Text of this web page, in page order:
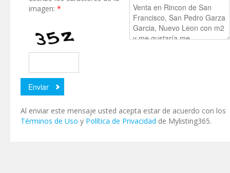
imagen:*
Al enviar este mensaje usted acepta estar de acuerdo con los
Términos de Uso y Política de Privacidad de Mylisting365.